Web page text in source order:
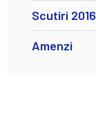
Scutiri 2016
Amenzi